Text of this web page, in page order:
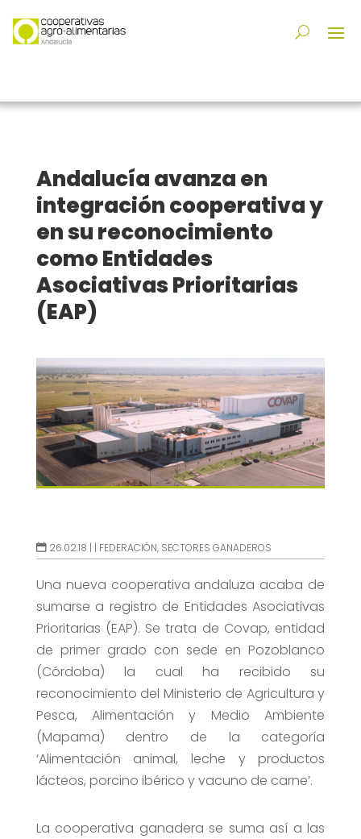
Andalucía avanza en
integración cooperativa y
en su reconocimiento
como Entidades
Asociativas Prioritarias
(EAP)
26.02.18 | | FEDERACIÓN, SECTORES GANADEROS
Una nueva cooperativa andaluza acaba de
sumarse a registro de Entidades Asociativas
Prioritarias (EAP). Se trata de Covap, entidad
de primer grado con sede en Pozoblanco
(Córdoba) la cual ha recibido su
reconocimiento del Ministerio de Agricultura y
Pesca, Alimentación y Medio Ambiente
(Mapama) dentro de la categoría
‘Alimentación animal, leche y productos
lácteos, porcino ibérico y vacuno de carne’.
La cooperativa ganadera se suma así a las